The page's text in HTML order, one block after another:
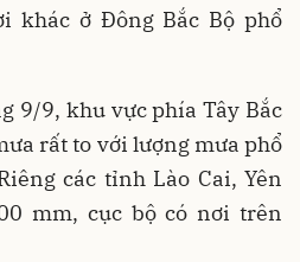
khác ở Đông Bắc Bộ phổ
9/9, khu vực phía Tây Bắc
rất to với lượng mưa phổ
các tỉnh Lào Cai, Yên
mm, cục bộ có nơi trên